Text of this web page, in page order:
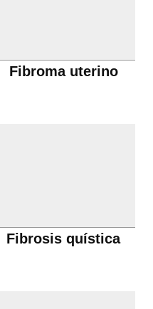
Fibroma uterino
Fibrosis quística